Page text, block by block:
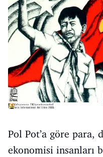
Pol Pot’a göre para,
ekonomisi insanları